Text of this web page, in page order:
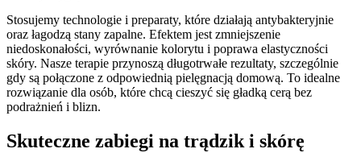
Stosujemy technologie i preparaty, które działają antybakteryjnie
oraz łagodzą stany zapalne. Efektem jest zmniejszenie
niedoskonałości, wyrównanie kolorytu i poprawa elastyczności
skóry. Nasze terapie przynoszą długotrwałe rezultaty, szczególnie
gdy są połączone z odpowiednią pielęgnacją domową. To idealne
rozwiązanie dla osób, które chcą cieszyć się gładką cerą bez
podrażnień i blizn.
Skuteczne zabiegi na trądzik i skórę